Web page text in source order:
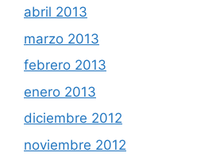
abril 2013
marzo 2013
febrero 2013
enero 2013
diciembre 2012
noviembre 2012